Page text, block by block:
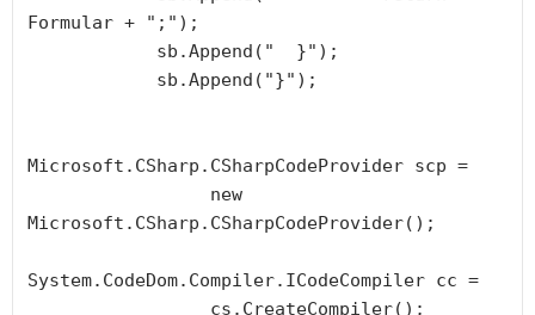
Formular + ";");
Microsoft.CSharp.CSharpCodeProvider scp =
Microsoft.CSharp.CSharpCodeProvider();
System.CodeDom.Compiler.ICodeCompiler cc =